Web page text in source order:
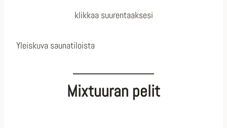
klikkaa suurentaaksesi
Yleiskuva saunatiloista
Mixtuuran pelit